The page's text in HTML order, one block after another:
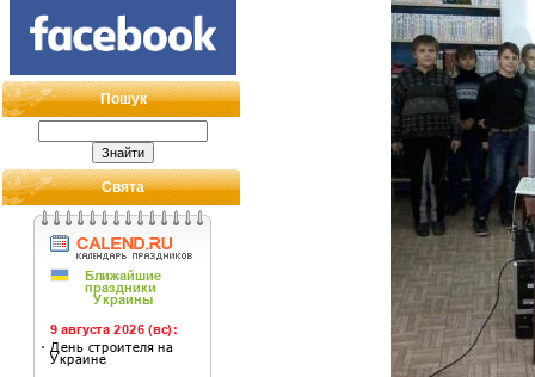
Пошук
Свята